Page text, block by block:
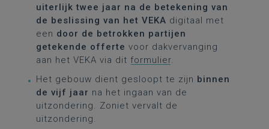
uiterlijk twee jaar na de betekening van
de beslissing van het VEKA digitaal met
een door de betrokken partijen
getekende offerte voor dakvervanging
aan het VEKA via dit formulier.
Het gebouw dient gesloopt te zijn binnen
de vijf jaar na het ingaan van de
uitzondering. Zoniet vervalt de
uitzondering.